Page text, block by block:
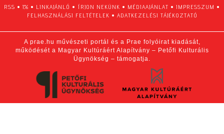
RSS • 1% • LINKAJÁNLÓ • ÍRJON NEKÜNK • MÉDIAAJÁNLAT • IMPRESSZUM •
FELHASZNÁLÁSI FELTÉTELEK • ADATKEZELÉSI TÁJÉKOZTATÓ
A prae.hu művészeti portál és a Prae folyóirat kiadását,
működését a Magyar Kultúráért Alapítvány – Petőfi Kulturális
Ügynökség – támogatja.